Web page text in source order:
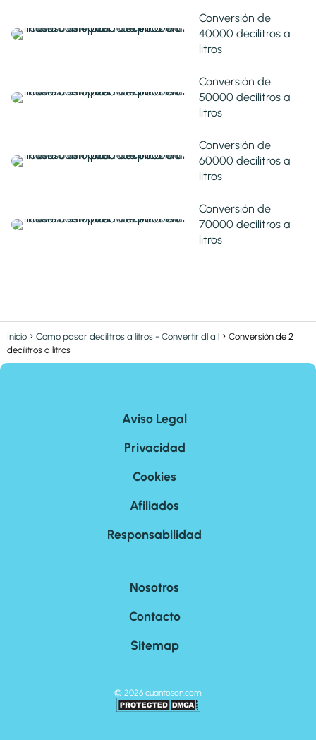
Conversión de
40000 decilitros a
litros
Conversión de
50000 decilitros a
litros
Conversión de
60000 decilitros a
litros
Conversión de
70000 decilitros a
litros
Inicio Como pasar decilitros a litros - Convertir dl a l
Conversión de 2
decilitros a litros
Aviso Legal
Privacidad
Cookies
Afiliados
Responsabilidad
Nosotros
Contacto
Sitemap
© 2026 cuantoson.com